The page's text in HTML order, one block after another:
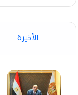
الأخيرة